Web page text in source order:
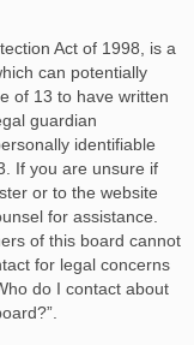
Act of 1998, is a
can potentially
of 13 to have written
guardian
identifiable
If you are unsure if
or to the website
for assistance.
of this board cannot
for legal concerns
do I contact about